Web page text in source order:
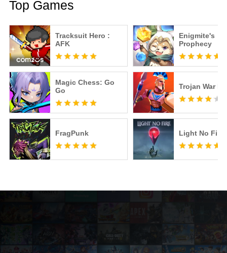
Top Games
Tracksuit Hero :
AFK
Magic Chess: Go
Go
FragPunk
Enigmite's
Prophecy
Trojan War
Light No Fire